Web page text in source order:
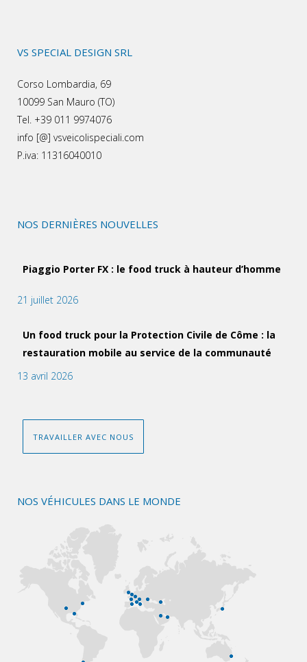
VS SPECIAL DESIGN SRL
Corso Lombardia, 69
10099 San Mauro (TO)
Tel. +39 011 9974076
info [@] vsveicolispeciali.com
P.iva: 11316040010
NOS DERNIÈRES NOUVELLES
Piaggio Porter FX : le food truck à hauteur d’homme
21 juillet 2026
Un food truck pour la Protection Civile de Côme : la
restauration mobile au service de la communauté
13 avril 2026
TRAVAILLER AVEC NOUS
NOS VÉHICULES DANS LE MONDE